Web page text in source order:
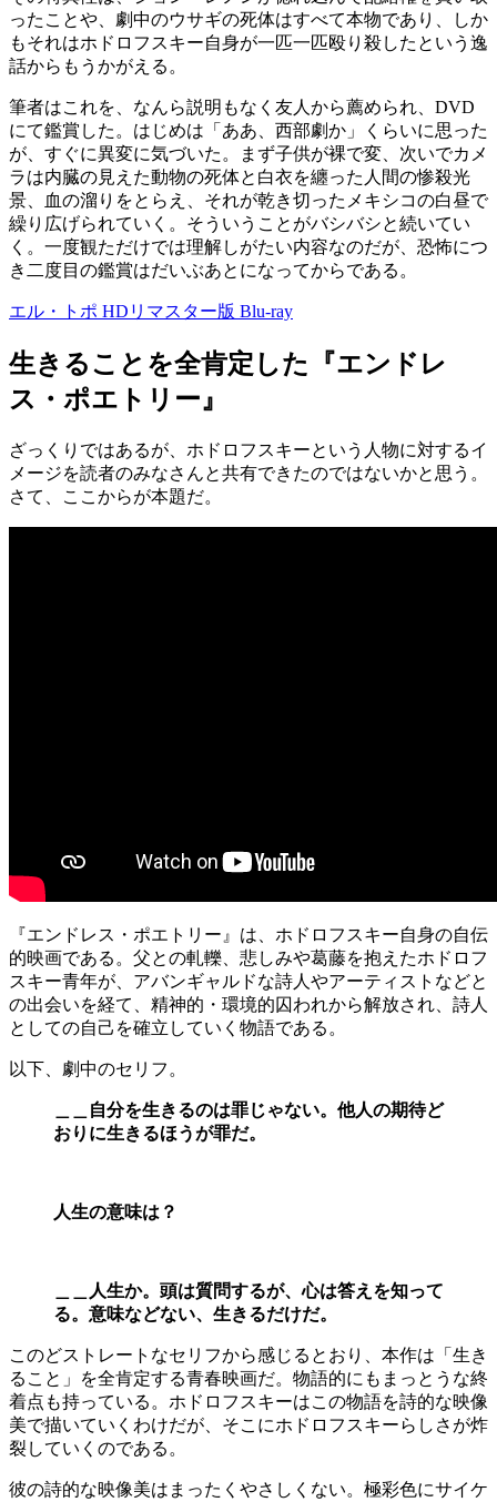
ったことや、劇中のウサギの死体はすべて本物であり、しか
もそれはホドロフスキー自身が一匹一匹殴り殺したという逸
話からもうかがえる。
筆者はこれを、なんら説明もなく友人から薦められ、DVD
にて鑑賞した。はじめは「ああ、西部劇か」くらいに思った
が、すぐに異変に気づいた。まず子供が裸で変、次いでカメ
ラは内臓の見えた動物の死体と白衣を纏った人間の惨殺光
景、血の溜りをとらえ、それが乾き切ったメキシコの白昼で
繰り広げられていく。そういうことがバシバシと続いてい
く。一度観ただけでは理解しがたい内容なのだが、恐怖につ
き二度目の鑑賞はだいぶあとになってからである。
エル・トポ HDリマスター版 Blu-ray
生きることを全肯定した『エンドレ
ス・ポエトリー』
ざっくりではあるが、ホドロフスキーという人物に対するイ
メージを読者のみなさんと共有できたのではないかと思う。
さて、ここからが本題だ。
『エンドレス・ポエトリー』は、ホドロフスキー自身の自伝
的映画である。父との軋轢、悲しみや葛藤を抱えたホドロフ
スキー青年が、アバンギャルドな詩人やアーティストなどと
の出会いを経て、精神的・環境的囚われから解放され、詩人
としての自己を確立していく物語である。
以下、劇中のセリフ。
＿＿自分を生きるのは罪じゃない。他人の期待ど
おりに生きるほうが罪だ。
人生の意味は？
＿＿人生か。頭は質問するが、心は答えを知って
る。意味などない、生きるだけだ。
このどストレートなセリフから感じるとおり、本作は「生き
ること」を全肯定する青春映画だ。物語的にもまっとうな終
着点も持っている。ホドロフスキーはこの物語を詩的な映像
美で描いていくわけだが、そこにホドロフスキーらしさが炸
裂していくのである。
彼の詩的な映像美はまったくやさしくない。極彩色にサイケ